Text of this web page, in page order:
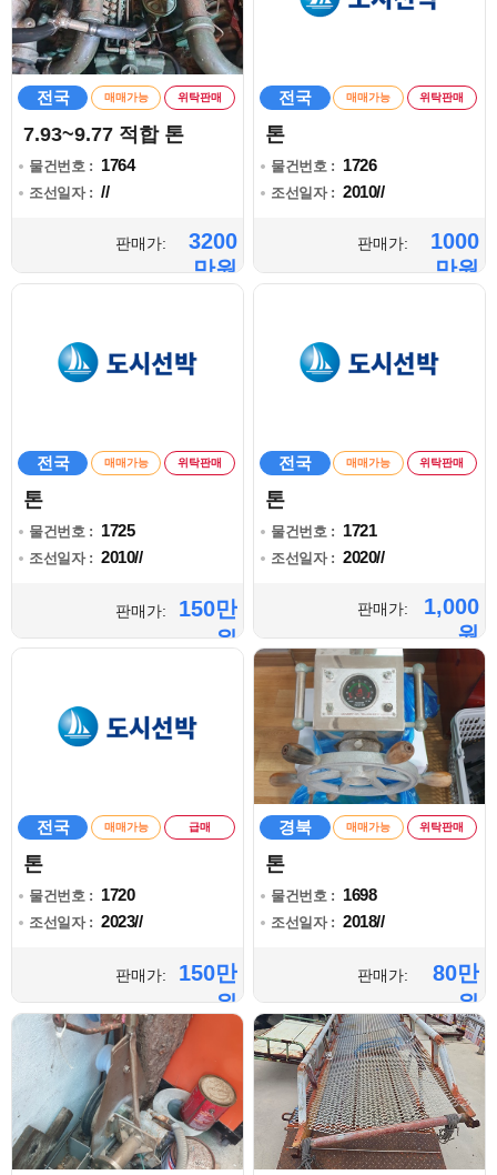
전국 매매가능 위탁판매
7.93~9.77 적합 톤
물건번호 : 1764
조선일자 : //
판매가:
3200
만원
전국 매매가능 위탁판매
톤
물건번호 : 1726
조선일자 : 2010//
판매가:
1000
만원
전국 매매가능 위탁판매
톤
물건번호 : 1725
조선일자 : 2010//
판매가:
150만
원
전국 매매가능 위탁판매
톤
물건번호 : 1721
조선일자 : 2020//
판매가:
1,000
원
전국 매매가능 급매
톤
물건번호 : 1720
조선일자 : 2023//
판매가:
150만
원
경북 매매가능 위탁판매
톤
물건번호 : 1698
조선일자 : 2018//
판매가:
80만
원